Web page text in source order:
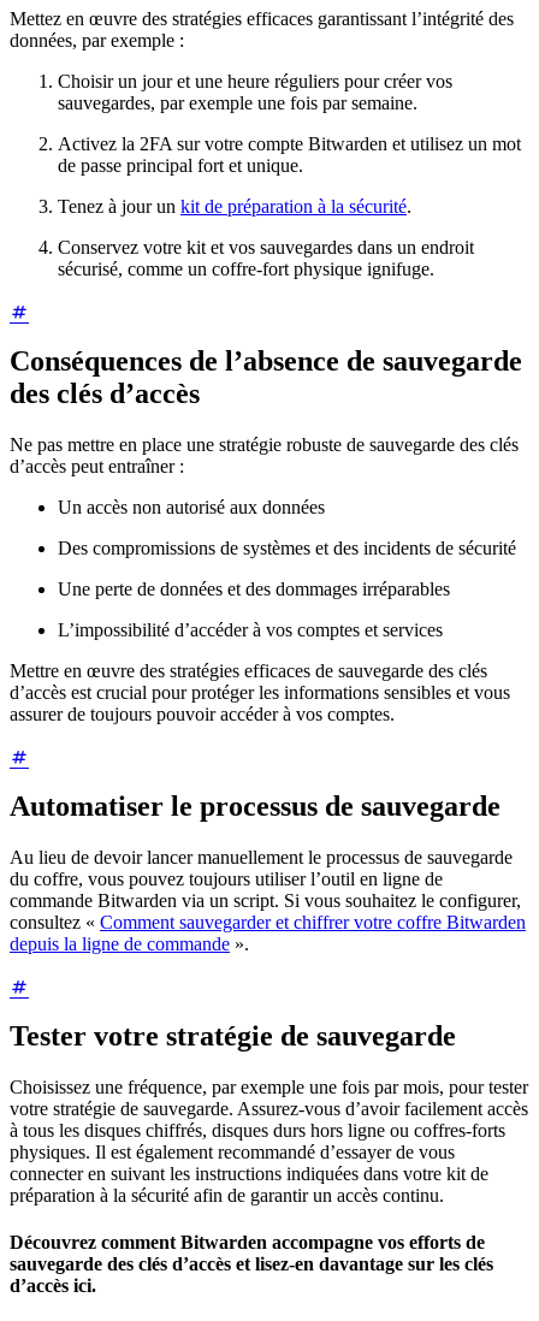
Mettez en œuvre des stratégies efficaces garantissant l’intégrité des
données, par exemple :
Choisir un jour et une heure réguliers pour créer vos
sauvegardes, par exemple une fois par semaine.
Activez la 2FA sur votre compte Bitwarden et utilisez un mot
de passe principal fort et unique.
Tenez à jour un kit de préparation à la sécurité.
Conservez votre kit et vos sauvegardes dans un endroit
sécurisé, comme un coffre-fort physique ignifuge.
Conséquences de l’absence de sauvegarde
des clés d’accès
Ne pas mettre en place une stratégie robuste de sauvegarde des clés
d’accès peut entraîner :
Un accès non autorisé aux données
Des compromissions de systèmes et des incidents de sécurité
Une perte de données et des dommages irréparables
L’impossibilité d’accéder à vos comptes et services
Mettre en œuvre des stratégies efficaces de sauvegarde des clés
d’accès est crucial pour protéger les informations sensibles et vous
assurer de toujours pouvoir accéder à vos comptes.
Automatiser le processus de sauvegarde
Au lieu de devoir lancer manuellement le processus de sauvegarde
du coffre, vous pouvez toujours utiliser l’outil en ligne de
commande Bitwarden via un script. Si vous souhaitez le configurer,
consultez « Comment sauvegarder et chiffrer votre coffre Bitwarden
depuis la ligne de commande ».
Tester votre stratégie de sauvegarde
Choisissez une fréquence, par exemple une fois par mois, pour tester
votre stratégie de sauvegarde. Assurez-vous d’avoir facilement accès
à tous les disques chiffrés, disques durs hors ligne ou coffres-forts
physiques. Il est également recommandé d’essayer de vous
connecter en suivant les instructions indiquées dans votre kit de
préparation à la sécurité afin de garantir un accès continu.
Découvrez comment Bitwarden accompagne vos efforts de
sauvegarde des clés d’accès et lisez-en davantage sur les clés
d’accès ici.